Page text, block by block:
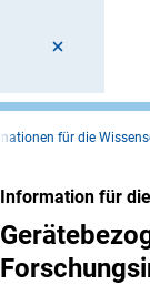
für die
Information für